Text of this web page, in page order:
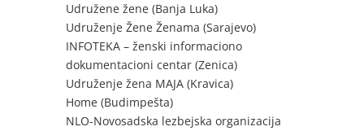
Udružene žene (Banja Luka)
Udruženje Žene Ženama (Sarajevo)
INFOTEKA – ženski informaciono
dokumentacioni centar (Zenica)
Udruženje žena MAJA (Kravica)
Home (Budimpešta)
NLO-Novosadska lezbejska organizacija